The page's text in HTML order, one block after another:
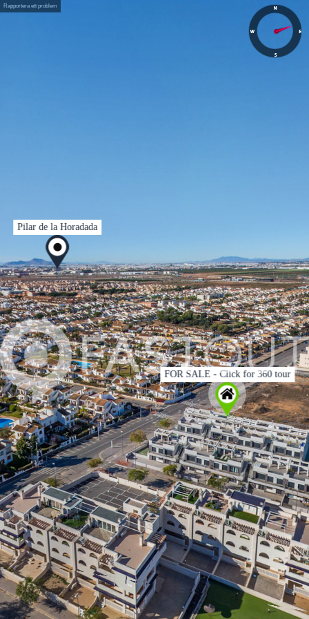
Pilar de la Horadada
FOR SALE - Click for 360 tour
Rapportera ett problem